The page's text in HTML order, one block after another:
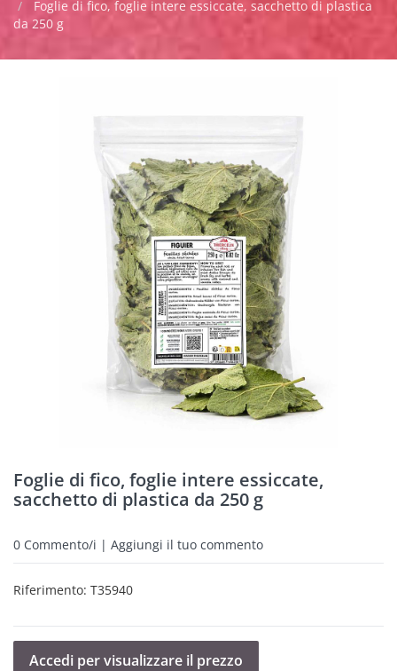
Foglie di fico, foglie intere essiccate, sacchetto di plastica
da 250 g
Foglie di fico, foglie intere essiccate,
sacchetto di plastica da 250 g
0 Commento/i | Aggiungi il tuo commento
Riferimento: T35940
Accedi per visualizzare il prezzo